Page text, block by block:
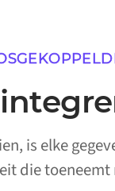
is elke
die